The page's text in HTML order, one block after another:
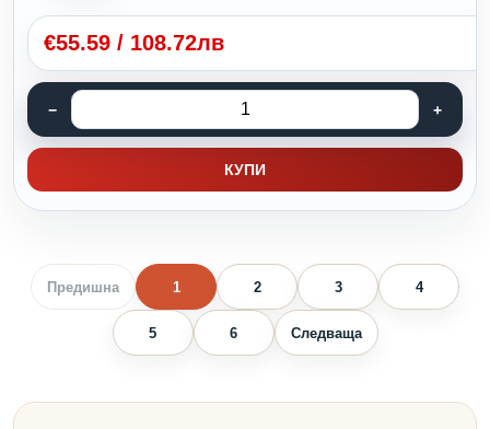
€55.59 / 108.72лв
КУПИ
Предишна 1 2 3 4
5 6 Следваща